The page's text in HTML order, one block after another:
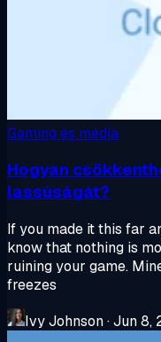
Gaming és média
Hogyan
lassúságát?
If you made it this far
know that nothing is
ruining your game.
freezes
Ivy Johnson·Jun 8,